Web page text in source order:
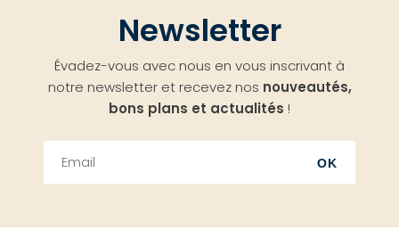
Newsletter
Évadez-vous avec nous en vous inscrivant à
notre newsletter et recevez nos nouveautés,
bons plans et actualités !
OK